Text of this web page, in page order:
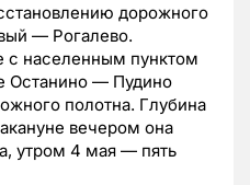
дорожного
— Рогалево.
с населенным пунктом
Останино — Пудино
полотна. Глубина
вечером она
утром 4 мая — пять